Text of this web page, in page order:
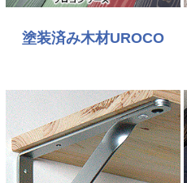
塗装済み木材UROCO